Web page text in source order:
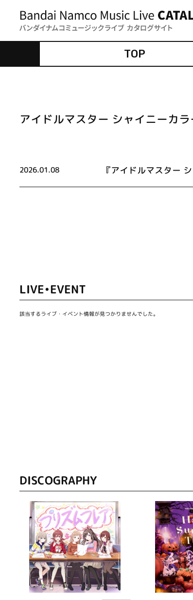
TOP
アイドルマスター シャイニーカ
2026.01.08 『アイドルマスター
LIVE•EVENT
該当するライブ・イベント情報が見つかりませんでした。
DISCOGRAPHY